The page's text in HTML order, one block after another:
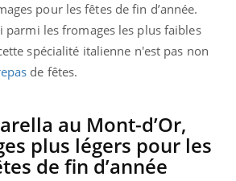
pour les fêtes de fin d’année.
parmi les fromages les plus faibles
spécialité italienne n'est pas non
de fêtes.
au Mont-d’Or,
plus légers pour les
de fin d’année